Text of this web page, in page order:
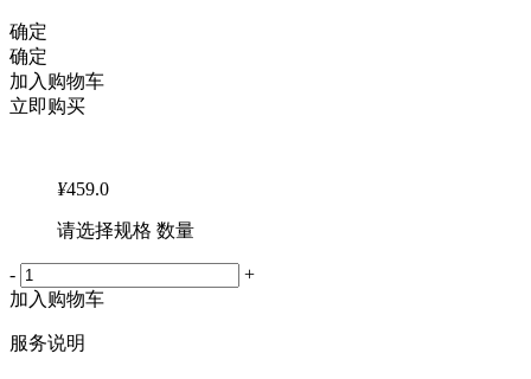
确定
确定
加入购物车
立即购买
¥459.0
请选择规格 数量
-
+
加入购物车
服务说明